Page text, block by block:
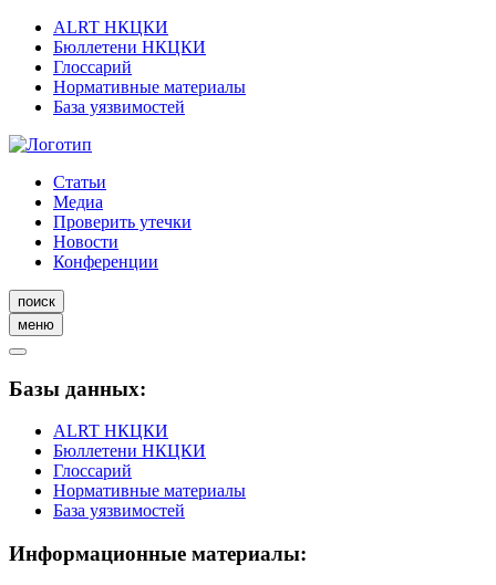
ALRT НКЦКИ
Бюллетени НКЦКИ
Глоссарий
Нормативные материалы
База уязвимостей
Статьи
Медиа
Проверить утечки
Новости
Конференции
поиск
меню
Базы данных:
ALRT НКЦКИ
Бюллетени НКЦКИ
Глоссарий
Нормативные материалы
База уязвимостей
Информационные материалы: